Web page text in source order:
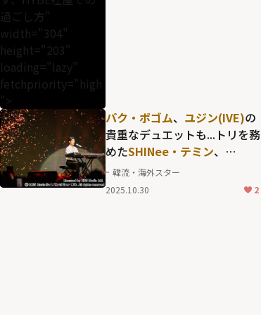
過ごし方"
width="304"
height="203"
loading="lazy"
fetchpriority="high
">
パク・ボゴム、 ユジン(IVE)の
貴重なデュエットも...トリを務
めたSHINee・テミン、
ATEEZ、RIIZE
の観衆を熱狂させた「ミュー
韓流・海外スター
2025.10.30
2